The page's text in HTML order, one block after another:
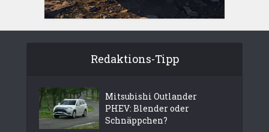
Redaktions-Tipp
Mitsubishi Outlander
PHEV: Blender oder
Schnäppchen?